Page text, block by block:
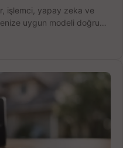
işlemci, yapay zeka ve
uygun modeli doğru